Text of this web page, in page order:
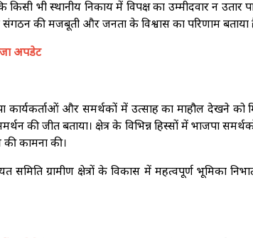
किसी भी स्थानीय निकाय में विपक्ष का उम्मीदवार न
संगठन की मजबूती और जनता के विश्वास का परिणाम बताया
अपडेट
कार्यकर्ताओं और समर्थकों में उत्साह का माहौल देखने को
की जीत बताया। क्षेत्र के विभिन्न हिस्सों में भाजपा
कामना की।
समिति ग्रामीण क्षेत्रों के विकास में महत्वपूर्ण भूमिका